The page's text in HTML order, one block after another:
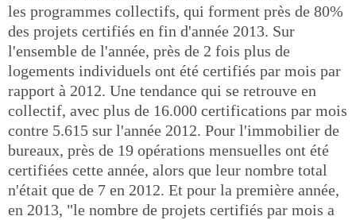
les programmes collectifs, qui forment près de 80%
des projets certifiés en fin d'année 2013. Sur
l'ensemble de l'année, près de 2 fois plus de
logements individuels ont été certifiés par mois par
rapport à 2012. Une tendance qui se retrouve en
collectif, avec plus de 16.000 certifications par mois
contre 5.615 sur l'année 2012. Pour l'immobilier de
bureaux, près de 19 opérations mensuelles ont été
certifiées cette année, alors que leur nombre total
n'était que de 7 en 2012. Et pour la première année,
en 2013, "le nombre de projets certifiés par mois a